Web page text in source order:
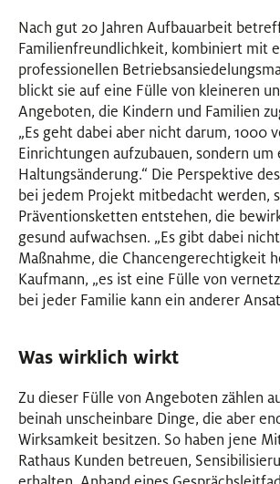
Nach gut 20 Jahren Aufbauarbeit
Familienfreundlichkeit, kombiniert mit
professionellen
blickt sie auf eine Fülle von kleineren
Angeboten, die Kindern und Familien
„Es geht dabei aber nicht darum, 1000
Einrichtungen aufzubauen, sondern um
Haltungsänderung.“ Die Perspektive
bei jedem Projekt mitbedacht werden,
Präventionsketten entstehen, die
gesund aufwachsen. „Es gibt dabei
Maßnahme, die Chancengerechtigkeit
Kaufmann, „es ist eine Fülle von
bei jeder Familie kann ein anderer
Was wirklich wirkt
Zu dieser Fülle von Angeboten zählen
beinah unscheinbare Dinge, die aber
Wirksamkeit besitzen. So haben jene
Rathaus Kunden betreuen,